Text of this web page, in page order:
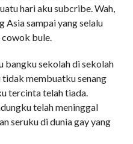
hari aku subcribe. Wah,
Asia sampai yang selalu
cowok bule.
bangku sekolah di sekolah
membuatku senang
tercinta telah tiada.
telah meninggal
seruku di dunia gay yang